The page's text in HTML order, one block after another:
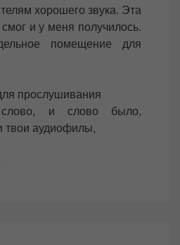
хорошего звука. Эта
и у меня получилось.
помещение для
прослушивания
и слово было,
твои аудиофилы,